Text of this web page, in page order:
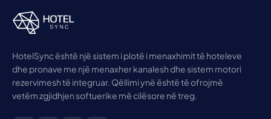
HotelSync është një sistem i plotë i menaxhimit të hoteleve
dhe pronave me një menaxher kanalesh dhe sistem motori
rezervimesh të integruar. Qëllimi ynë është të ofrojmë
vetëm zgjidhjen softuerike më cilësore në treg.